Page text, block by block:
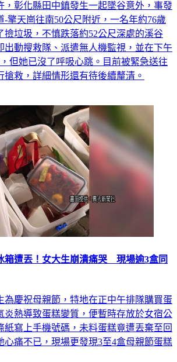
，彰化縣田中鎮發生一起墜谷意外，事發
-擎天崗往南50公尺附近，一名年約76歲
撿垃圾，不慎跌落約52公尺深處的溪谷
出動搜救隊、派遣無人機監視，並在下午
但她已沒了呼吸心跳。目前被緊急送往
搶救，詳細情形還有待後續釐清。
箱遭丟！女大生崩潰痛哭 現場逾3盒同
為慶祝母親節，特地在正中午排隊購買蛋
炎熱導致蛋糕變質，便暫時存放於女宿公
紙寫上手機號碼，未料蛋糕竟遭丟棄至回
心痛不已，現場更發現3至4盒母親節蛋糕